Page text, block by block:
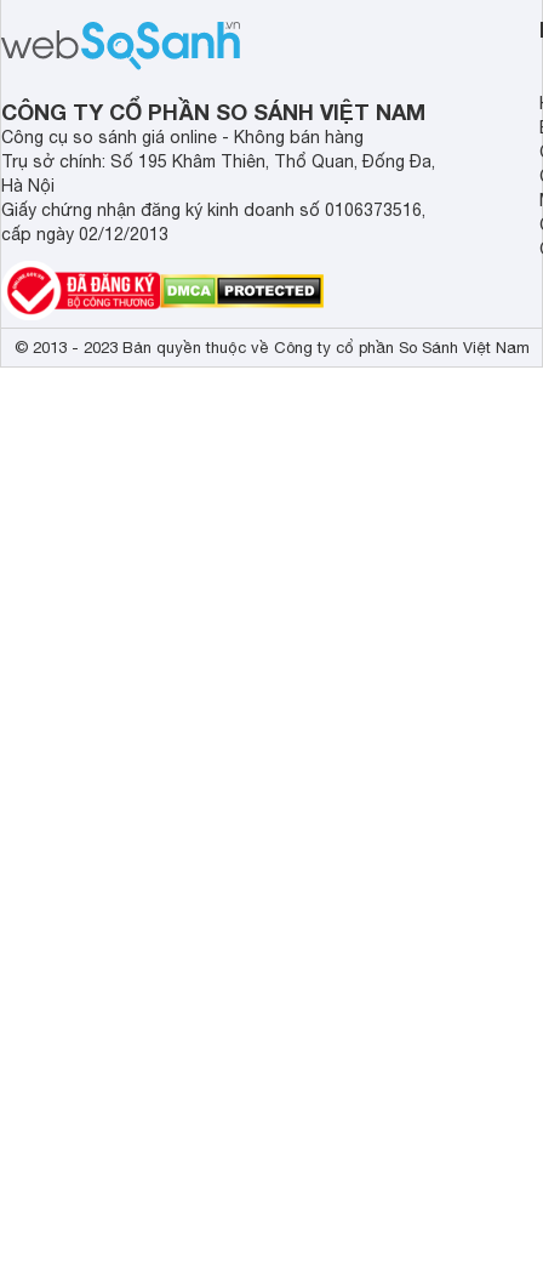
cận sản phẩm chính hãng.
tới cho người dùng
lượng với nhiều
CÔNG TY CỔ PHẦN SO SÁNH VIỆT NAM
Công cụ so sánh giá online - Không bán hàng
Trụ sở chính: Số 195 Khâm Thiên, Thổ Quan, Đống Đa,
Hà Nội
Giấy chứng nhận đăng ký kinh doanh số 0106373516,
cấp ngày 02/12/2013
© 2013 - 2023 Bản quyền thuộc về Công ty cổ phần So Sánh Việt Nam